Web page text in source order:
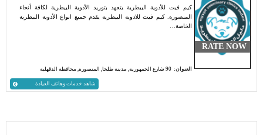
شاهد خدمات وهاتف العيادة
RATE NOW
كيم فيت للأدوية البيطرية يتعهد بتوريد الأدوية البيطرية لكافة أنحاء
المنصورة. كيم فيت للادوية البيطرية يقدم جميع انواع الأدوية البيطرية
الخاصة…
العنوان: 90 شارع الجمهورية, مدينة طلخا, المنصورة, محافظة الدقهلية